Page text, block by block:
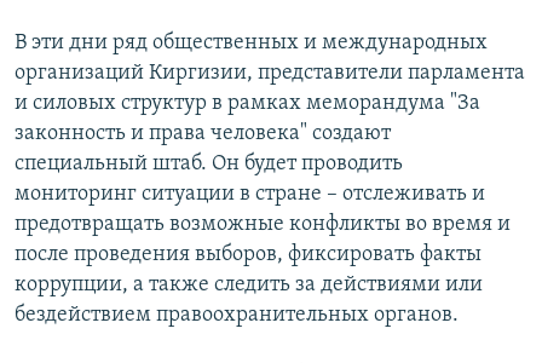
В эти дни ряд общественных и международных
организаций Киргизии, представители парламента
и силовых структур в рамках меморандума "За
законность и права человека" создают
специальный штаб. Он будет проводить
мониторинг ситуации в стране – отслеживать и
предотвращать возможные конфликты во время и
после проведения выборов, фиксировать факты
коррупции, а также следить за действиями или
бездействием правоохранительных органов.